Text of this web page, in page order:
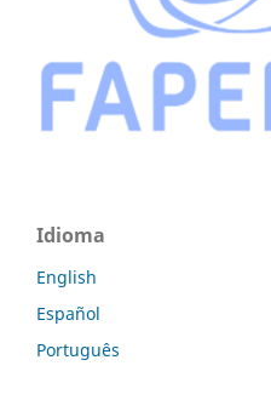
Idioma
English
Español
Português